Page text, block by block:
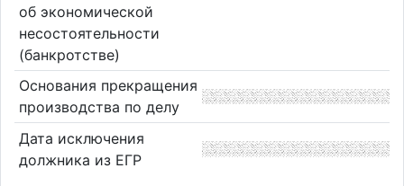
об экономической
несостоятельности
(банкротстве)
Основания прекращения
производства по делу
Дата исключения
должника из ЕГР